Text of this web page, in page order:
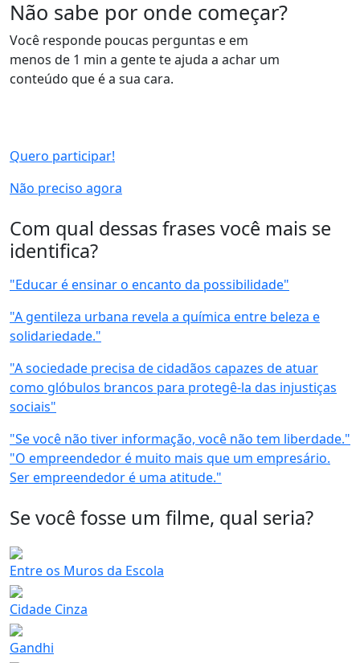
Não sabe por onde começar?
Você responde poucas perguntas e em
menos de 1 min a gente te ajuda a achar um
conteúdo que é a sua cara.
Quero participar!
Não preciso agora
Com qual dessas frases você mais se
identifica?
"Educar é ensinar o encanto da possibilidade"
"A gentileza urbana revela a química entre beleza e
solidariedade."
"A sociedade precisa de cidadãos capazes de atuar
como glóbulos brancos para protegê-la das injustiças
sociais"
"Se você não tiver informação, você não tem liberdade."
"O empreendedor é muito mais que um empresário.
Ser empreendedor é uma atitude."
Se você fosse um filme, qual seria?
Entre os Muros da Escola
Cidade Cinza
Gandhi